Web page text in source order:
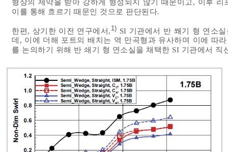
형상의 제약을 받아 강하게 형성되지 않기 때문이고, 이후
이를 통해 흐르기 때문인 것으로 판단된다.
한편, 상기한 이전 연구에서, 1) SI 기관에서 반 쐐기 형 연소
데, 이에 더해 포트의 배치는 역 만곡형과 유사하며 이에 따
를 논의하기 위해 반 쇄기 형 연소실을 채택한 SI 기관에서 직